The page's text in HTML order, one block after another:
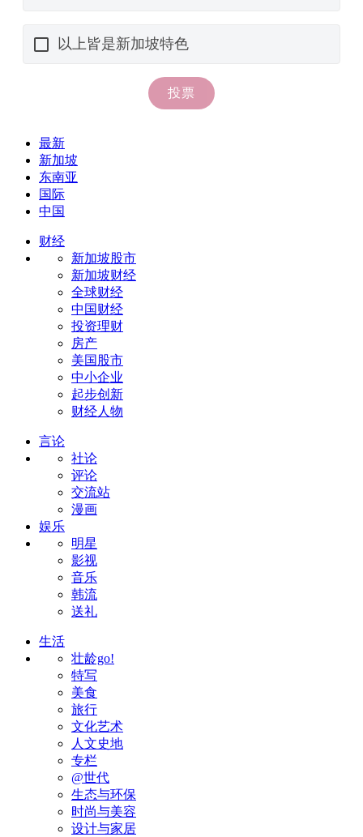
最新
新加坡
东南亚
国际
中国
财经
新加坡股市
新加坡财经
全球财经
中国财经
投资理财
房产
美国股市
中小企业
起步创新
财经人物
言论
社论
评论
交流站
漫画
娱乐
明星
影视
音乐
韩流
送礼
生活
壮龄go!
特写
美食
旅行
文化艺术
人文史地
专栏
@世代
生态与环保
时尚与美容
设计与家居